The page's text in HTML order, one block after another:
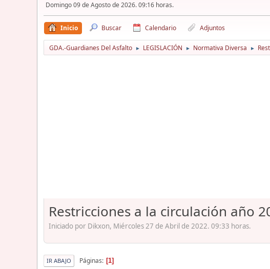
Domingo 09 de Agosto de 2026. 09:16 horas.
Inicio Buscar Calendario Adjuntos
GDA.-Guardianes Del Asfalto ► LEGISLACIÓN ► Normativa Diversa ►
Restricciones a la circulación año
Iniciado por Dikxon, Miércoles 27 de Abril de 2022. 09:33 horas.
IR ABAJO Páginas 1